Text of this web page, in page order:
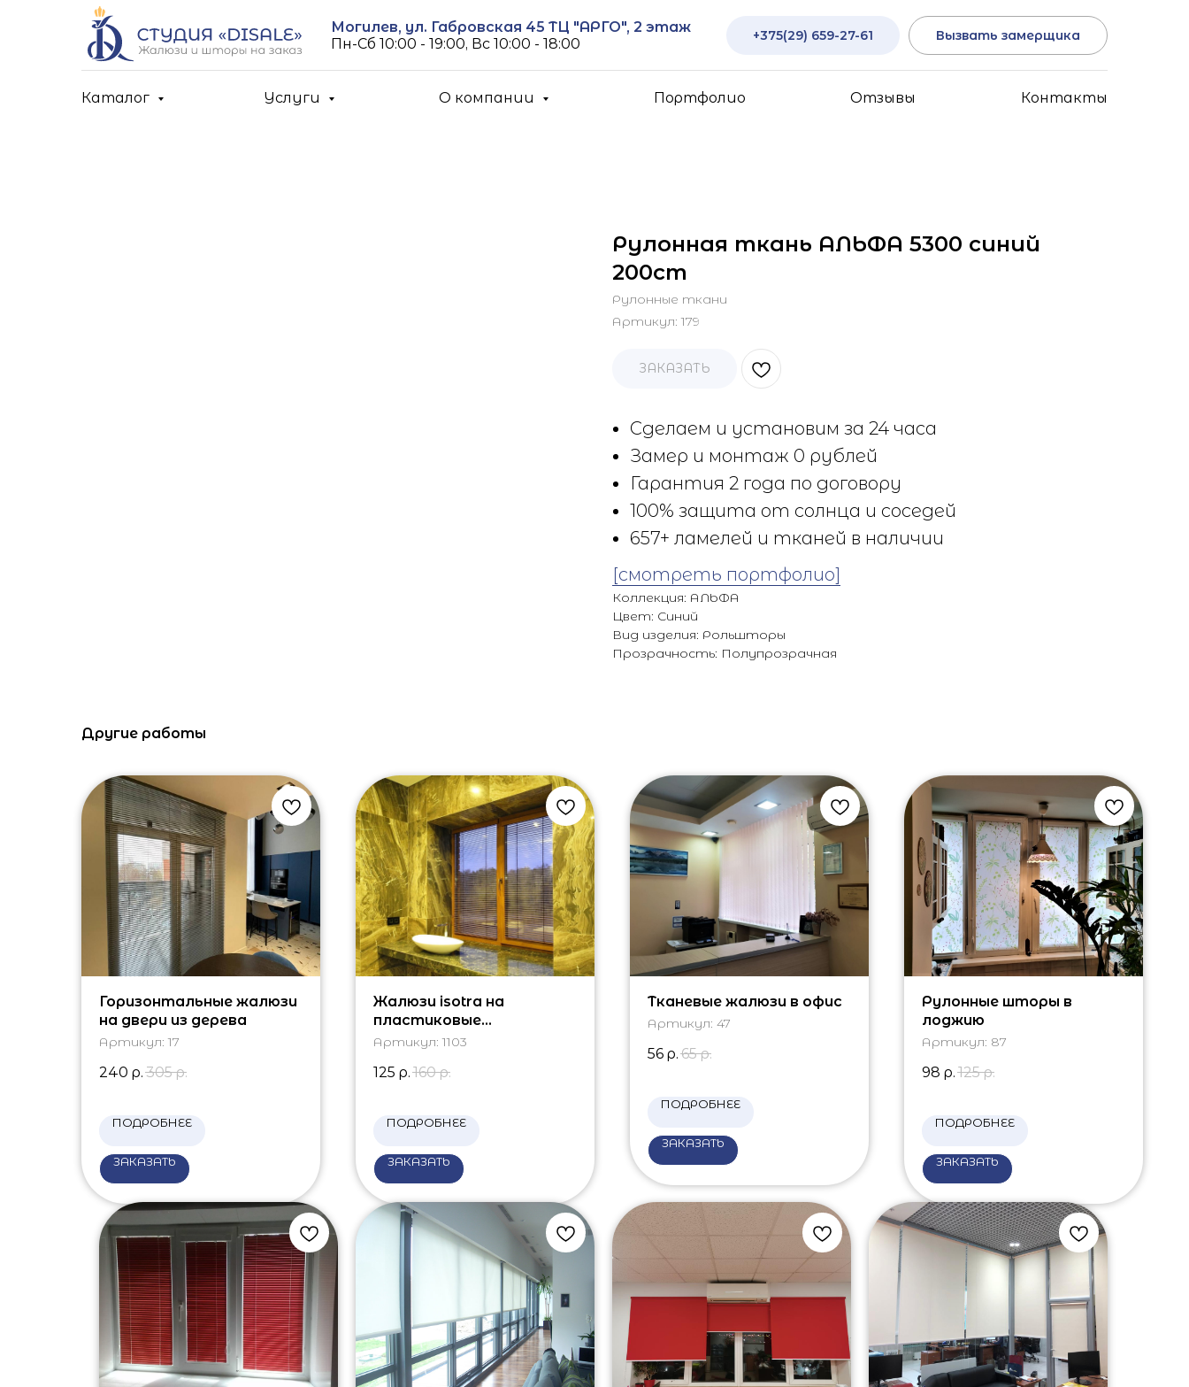
Могилев, ул. Габровская 45 ТЦ "АРГО", 2 этаж
Пн-Cб 10:00 - 19:00, Вс 10:00 - 18:00
+375(29) 659-27-61 Вызвать замерщика
Каталог Услуги О компании Портфолио Отзывы Контакты
Рулонная ткань АЛЬФА 5300 синий
200cm
Рулонные ткани
Артикул: 179
ЗАКАЗАТЬ
Сделаем и установим за 24 часа
Замер и монтаж 0 рублей
Гарантия 2 года по договору
100% защита от солнца и соседей
657+ ламелей и тканей в наличии
[смотреть портфолио]
Коллекция: АЛЬФА
Цвет: Синий
Вид изделия: Рольшторы
Прозрачность: Полупрозрачная
Другие работы
Горизонтальные жалюзи
на двери из дерева
Артикул: 17
240 р. 305 р.
ПОДРОБНЕЕ
ЗАКАЗАТЬ
Жалюзи isotra на
пластиковые
ламинированные окна
Артикул: 1103
125 р. 160 р.
ПОДРОБНЕЕ
ЗАКАЗАТЬ
Тканевые жалюзи в офис
Артикул: 47
56 р. 65 р.
ПОДРОБНЕЕ
ЗАКАЗАТЬ
Рулонные шторы в
лоджию
Артикул: 87
98 р. 125 р.
ПОДРОБНЕЕ
ЗАКАЗАТЬ